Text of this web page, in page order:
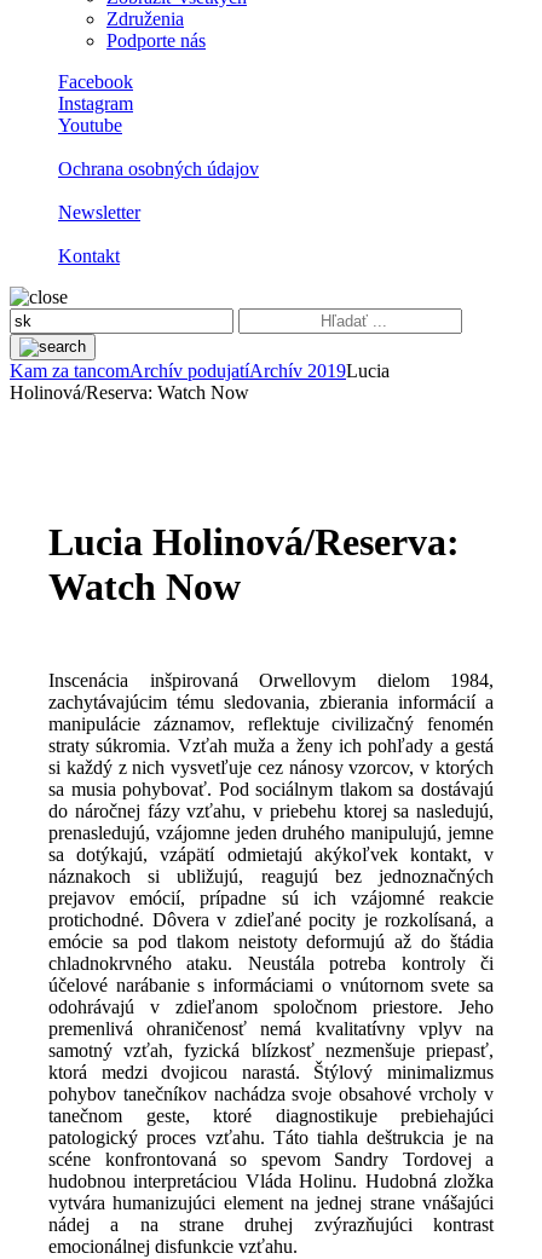
Združenia
Podporte nás
Facebook
Instagram
Youtube
Ochrana osobných údajov
Newsletter
Kontakt
Kam za tancomArchív podujatíArchív 2019Lucia
Holinová/Reserva: Watch Now
Lucia Holinová/Reserva:
Watch Now
Inscenácia inšpirovaná Orwellovym dielom 1984,
zachytávajúcim tému sledovania, zbierania informácií a
manipulácie záznamov, reflektuje civilizačný fenomén
straty súkromia. Vzťah muža a ženy ich pohľady a gestá
si každý z nich vysvetľuje cez nánosy vzorcov, v ktorých
sa musia pohybovať. Pod sociálnym tlakom sa dostávajú
do náročnej fázy vzťahu, v priebehu ktorej sa nasledujú,
prenasledujú, vzájomne jeden druhého manipulujú, jemne
sa dotýkajú, vzápätí odmietajú akýkoľvek kontakt, v
náznakoch si ubližujú, reagujú bez jednoznačných
prejavov emócií, prípadne sú ich vzájomné reakcie
protichodné. Dôvera v zdieľané pocity je rozkolísaná, a
emócie sa pod tlakom neistoty deformujú až do štádia
chladnokrvného ataku. Neustála potreba kontroly či
účelové narábanie s informáciami o vnútornom svete sa
odohrávajú v zdieľanom spoločnom priestore. Jeho
premenlivá ohraničenosť nemá kvalitatívny vplyv na
samotný vzťah, fyzická blízkosť nezmenšuje priepasť,
ktorá medzi dvojicou narastá. Štýlový minimalizmus
pohybov tanečníkov nachádza svoje obsahové vrcholy v
tanečnom geste, ktoré diagnostikuje prebiehajúci
patologický proces vzťahu. Táto tiahla deštrukcia je na
scéne konfrontovaná so spevom Sandry Tordovej a
hudobnou interpretáciou Vláda Holinu. Hudobná zložka
vytvára humanizujúci element na jednej strane vnášajúci
nádej a na strane druhej zvýrazňujúci kontrast
emocionálnej disfunkcie vzťahu.